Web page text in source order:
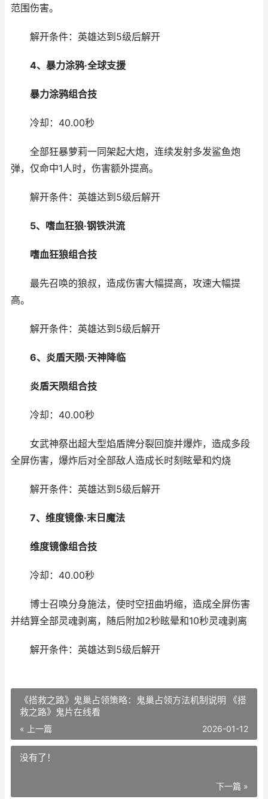
范围伤害。
解开条件：英雄达到5级后解开
4、暴力涂鸦·全球支援
暴力涂鸦组合技
冷却：40.00秒
全部狂暴萝莉一同架起大炮，连续发射多发鲨鱼炮
弹，仅命中1人时，伤害额外提高。
​​​​​​​解开条件：英雄达到5级后解开
5、嗜血狂狼·钢铁洪流
嗜血狂狼组合技
最先召唤的狼叔，造成伤害大幅提高，攻速大幅提
高。
​​​​​​​解开条件：英雄达到5级后解开
6、炎盾天陨·天神降临
炎盾天陨组合技
冷却：40.00秒
女武神祭出超大型焰盾牌分裂回旋并爆炸，造成多段
全屏伤害，爆炸后对全部敌人造成长时刻眩晕和灼烧
解开条件：英雄达到5级后解开
7、维度镜像·末日魔法
维度镜像组合技
冷却：40.00秒
博士召唤分身施法，使时空扭曲坍缩，造成全屏伤害
并结算全部灵魂剥离，随后附加2秒眩晕和10秒灵魂剥离
​​​​​​​解开条件：英雄达到5级后解开
《搭救之路》鬼巢占领策略：鬼巢占领方法机制说明 《搭
救之路》鬼片在线看
« 上一篇 2026-01-12
没有了！
下一篇 »